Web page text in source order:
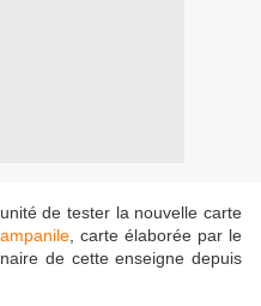
de tester la nouvelle carte
, carte élaborée par le
de cette enseigne depuis